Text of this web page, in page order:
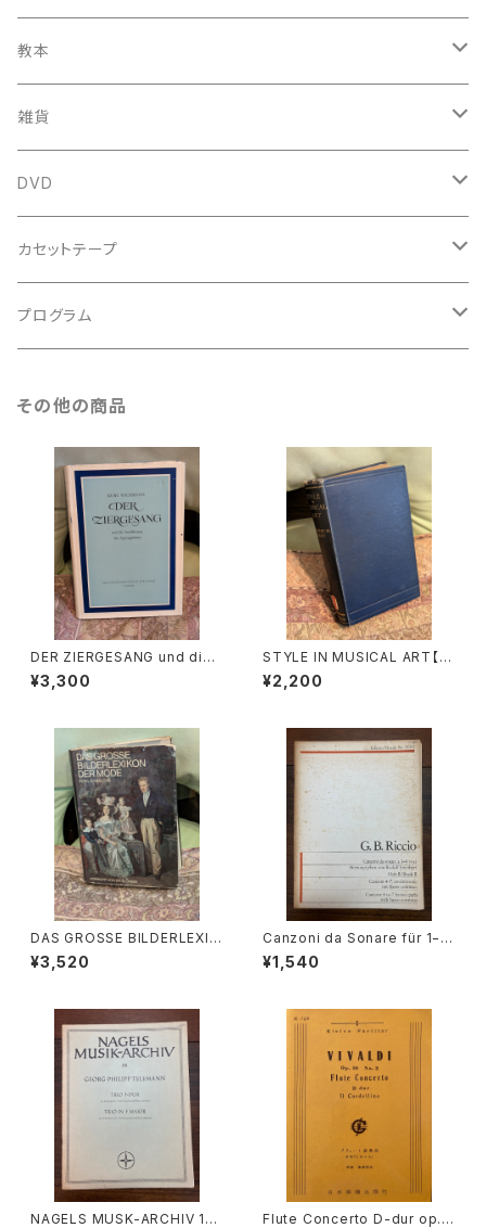
鍋島元子関連LP
中古LP
中古本
新古本
古楽以外
中古本
中古本
古楽関係
スコア
鍵盤用
古楽以外
スコア
教本
古楽関係
古楽以外
雑貨
トートバッグ
バロック
ルネサンス
DVD
古楽
古楽以外
カセットテープ
古楽
プログラム
古楽以外
その他の商品
DER ZIERGESANG und die
Ausfuhrung der Appoggiat
ura【著者：Kurt Wichmann】出
¥3,300
STYLE IN MUSICAL ART【著
者：C. HUBERT H.PARRY】出
版社：MACMILLAN AND CO,
¥2,200
DAS GROSSE BILDERLEXIK
ON DER MODE【著者：Ludmil
a Kybalová, Olga Herbeno
¥3,520
Canzoni da Sonare für 1−4
stimmen und Basso Contin
uo 4−7【著者：GIOVANNI BA
¥1,540
NAGELS MUSK-ARCHIV 131
Flute Concerto D-dur op.1